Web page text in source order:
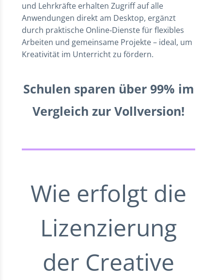
und Lehrkräfte erhalten Zugriff auf alle
Anwendungen direkt am Desktop, ergänzt
durch praktische Online‑Dienste für flexibles
Arbeiten und gemeinsame Projekte – ideal, um
Kreativität im Unterricht zu fördern.
Schulen sparen über 99% im
Vergleich zur Vollversion!
Wie erfolgt die
Lizenzierung
der Creative